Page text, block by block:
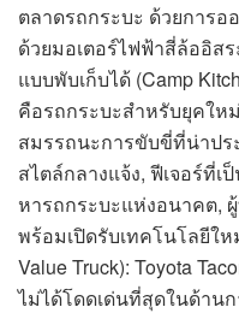
ตลาดรถกระบะ ด้วยการ
ด้วยมอเตอร์ไฟฟ้าสี่ล้ออิส
แบบพับเก็บได้ (Camp
คือรถกระบะสำหรับยุคให
สมรรถนะการขับขี่ที่น่าปร
สไตล์กลางแจ้ง, ฟีเจอร์ที่
หารถกระบะแห่งอนาคต,
พร้อมเปิดรับเทคโนโลยีใ
Value Truck): Toyota
ไม่ได้โดดเด่นที่สุดในด้า